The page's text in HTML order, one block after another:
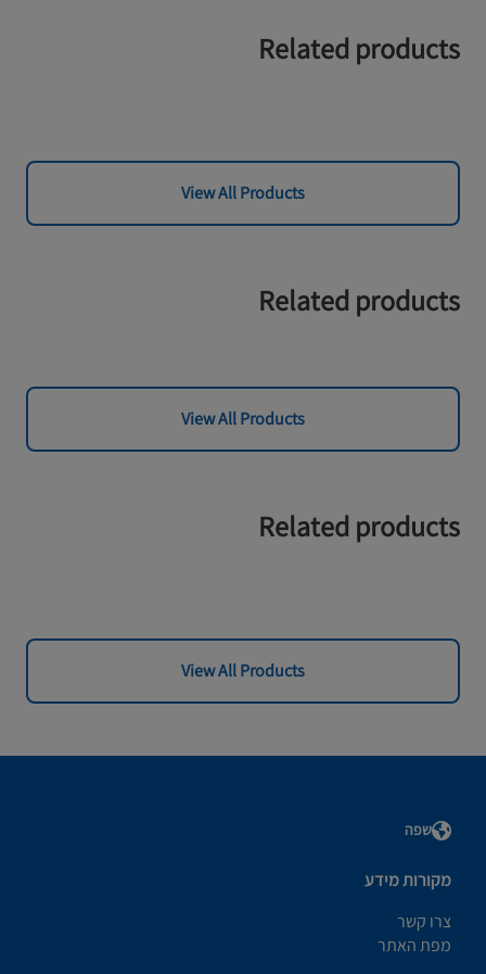
Related products
View All Products
Related products
View All Products
Related products
View All Products
שפה
מקורות מידע
צרו קשר
מפת האתר